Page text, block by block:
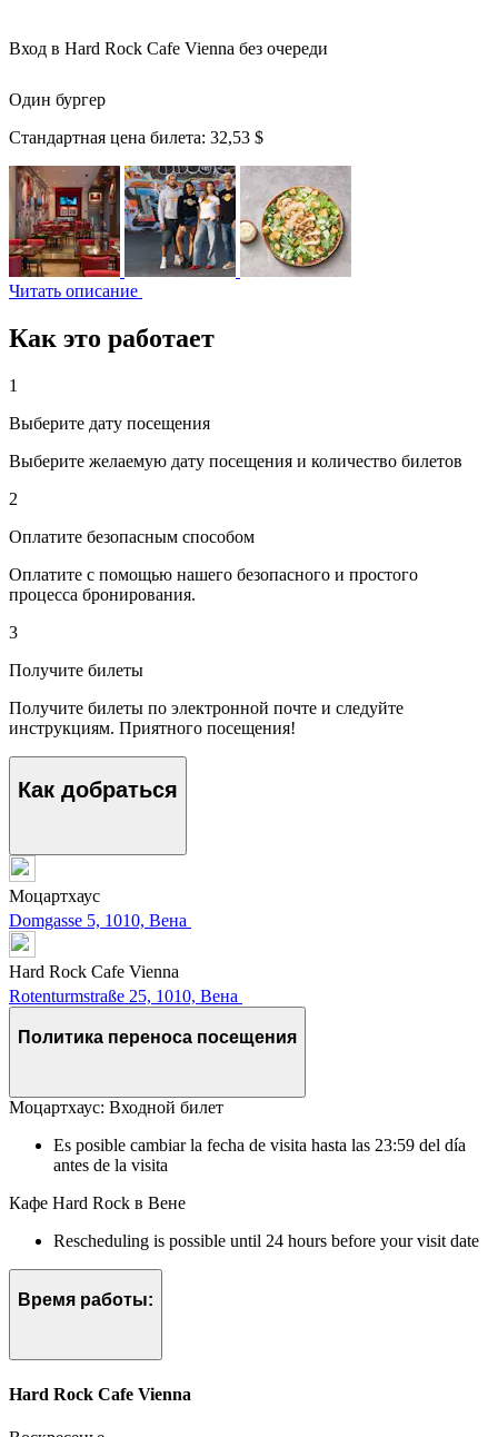
Вход в Hard Rock Cafe Vienna без очереди
Один бургер
Стандартная цена билета: 32,53 $
Читать описание
Как это работает
1
Выберите дату посещения
Выберите желаемую дату посещения и количество билетов
2
Оплатите безопасным способом
Оплатите с помощью нашего безопасного и простого
процесса бронирования.
3
Получите билеты
Получите билеты по электронной почте и следуйте
инструкциям. Приятного посещения!
Как добраться
Моцартхаус
Domgasse 5, 1010, Вена
Hard Rock Cafe Vienna
Rotenturmstraße 25, 1010, Вена
Политика переноса посещения
Моцартхаус: Входной билет
Es posible cambiar la fecha de visita hasta las 23:59 del día
antes de la visita
Кафе Hard Rock в Вене
Rescheduling is possible until 24 hours before your visit date
Время работы:
Hard Rock Cafe Vienna